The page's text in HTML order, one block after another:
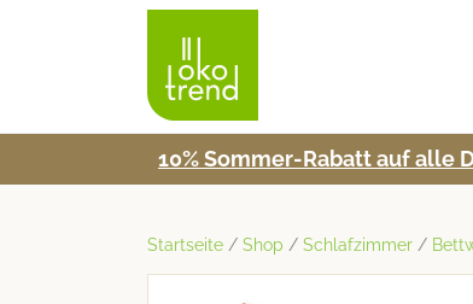
10% Som­mer-Rabatt auf alle
Startseite / Shop / Schlafzimmer /